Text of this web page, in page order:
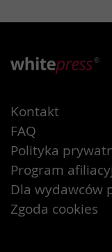
Kontakt
FAQ
Polityka
Program
Dla wydawców
Zgoda cookies